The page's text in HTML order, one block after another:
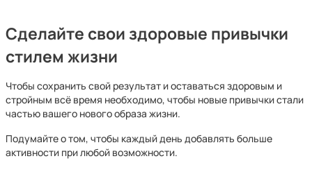
Сделайте свои здоровые привычки
стилем жизни
Чтобы сохранить свой результат и оставаться здоровым и
стройным всё время необходимо, чтобы новые привычки стали
частью вашего нового образа жизни.
Подумайте о том, чтобы каждый день добавлять больше
активности при любой возможности.